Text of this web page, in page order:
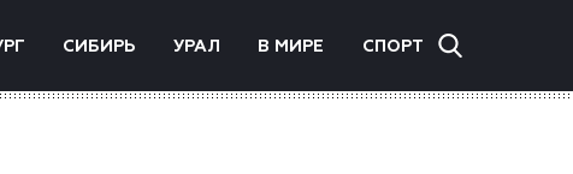
СИБИРЬ УРАЛ В МИРЕ СПОРТ